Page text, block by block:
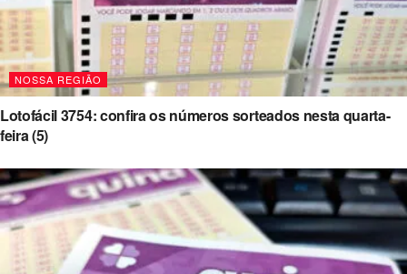
NOSSA REGIÃO
Lotofácil 3754: confira os números sorteados nesta quarta-
feira (5)